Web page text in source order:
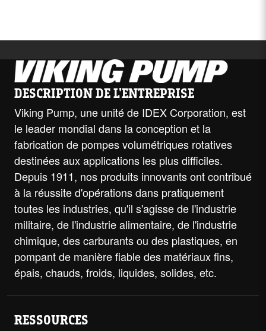
DESCRIPTION DE L'ENTREPRISE
Viking Pump, une unité de IDEX Corporation, est
le leader mondial dans la conception et la
fabrication de pompes volumétriques rotatives
destinées aux applications les plus difficiles.
Depuis 1911, nos produits innovants ont contribué
à la réussite d'opérations dans pratiquement
toutes les industries, qu'il s'agisse de l'industrie
militaire, de l'industrie alimentaire, de l'industrie
chimique, des carburants ou des plastiques, en
pompant de manière fiable des matériaux fins,
épais, chauds, froids, liquides, solides, etc.
RESSOURCES